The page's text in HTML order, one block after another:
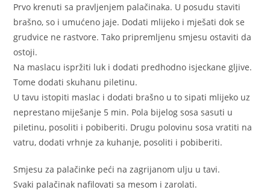
Prvo krenuti sa pravljenjem palačinaka. U posudu staviti
brašno, so i umućeno jaje. Dodati mlijeko i mješati dok se
grudvice ne rastvore. Tako pripremljenu smjesu ostaviti da
ostoji.
Na maslacu ispržiti luk i dodati predhodno isjeckane gljive.
Tome dodati skuhanu piletinu.
U tavu istopiti maslac i dodati brašno u to sipati mlijeko uz
neprestano miješanje 5 min. Pola bijelog sosa sasuti u
piletinu, posoliti i pobiberiti. Drugu polovinu sosa vratiti na
vatru, dodati vrhnje za kuhanje, posoliti i pobiberiti.
Smjesu za palačinke peći na zagrijanom ulju u tavi.
Svaki palačinak nafilovati sa mesom i zarolati.